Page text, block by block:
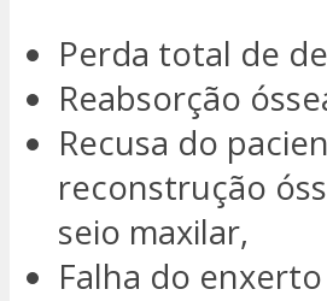
Perda total de
Reabsorção
Recusa do
reconstrução
seio maxilar,
Falha do